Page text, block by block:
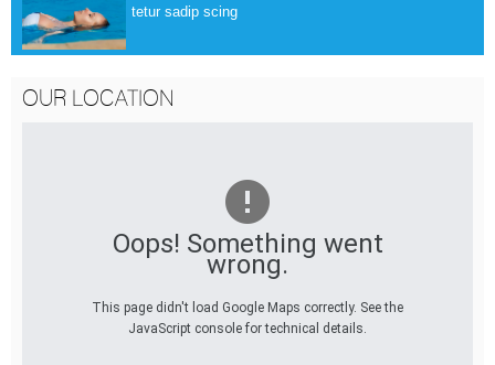
tetur sadip scing
OUR LOCATION
Oops! Something went
wrong.
This page didn't load Google Maps correctly. See the
JavaScript console for technical details.